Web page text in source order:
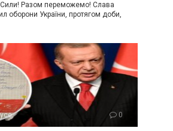
Сили! Разом переможемо! Слава
оборони України, протягом доби,
0